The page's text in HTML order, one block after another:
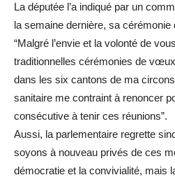
La députée l’a indiqué par un
la semaine dernière, sa
“Malgré l’envie et la volonté de
traditionnelles cérémonies de
dans les six cantons de ma
sanitaire me contraint à renoncer
consécutive à tenir ces réunions”.
Aussi, la parlementaire regrette
soyons à nouveau privés de ces
démocratie et la convivialité, mais